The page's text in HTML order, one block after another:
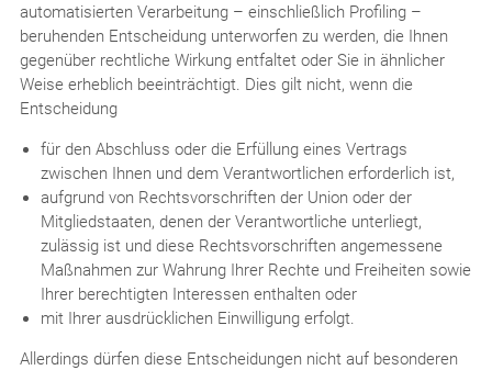
automatisierten Verarbeitung – einschließlich Profiling –
beruhenden Entscheidung unterworfen zu werden, die Ihnen
gegenüber rechtliche Wirkung entfaltet oder Sie in ähnlicher
Weise erheblich beeinträchtigt. Dies gilt nicht, wenn die
Entscheidung
für den Abschluss oder die Erfüllung eines Vertrags
zwischen Ihnen und dem Verantwortlichen erforderlich ist,
aufgrund von Rechtsvorschriften der Union oder der
Mitgliedstaaten, denen der Verantwortliche unterliegt,
zulässig ist und diese Rechtsvorschriften angemessene
Maßnahmen zur Wahrung Ihrer Rechte und Freiheiten sowie
Ihrer berechtigten Interessen enthalten oder
mit Ihrer ausdrücklichen Einwilligung erfolgt.
Allerdings dürfen diese Entscheidungen nicht auf besonderen